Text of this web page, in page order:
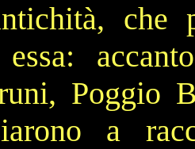
, che
, Poggio
a